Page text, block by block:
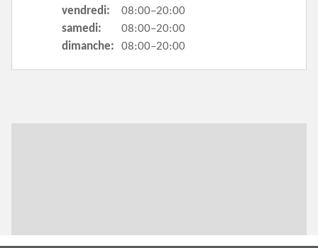
vendredi:
08:00–20:00
samedi:
08:00–20:00
dimanche:
08:00–20:00